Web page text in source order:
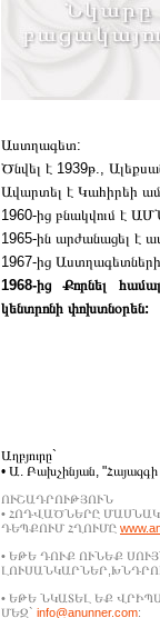
Աստղագետ:
Ծնվել է 1939թ.,
Ավարտել է Կահիրեի
1960-ից բնակվում է
1965-ին արժանացել է
1967-ից
1968-ից Քորնել
կենտրոնի փոխտնօրեն:
Աղբյուրը`
• Ա. Բախչինյան, "Հայազգի
ՈՒՇԱԴՐՈՒԹՅՈՒՆ
• ՀՈԴՎԱԾՆԵՐԸ
ԴԵՊՔՈՒՄ ՀՂՈՒՄԸ
• ԵԹԵ ԴՈՒՔ ՈՒՆԵՔ
• ԵԹԵ ՆԿԱՏԵԼ ԵՔ
ՄԵԶ` info@anunner.com: